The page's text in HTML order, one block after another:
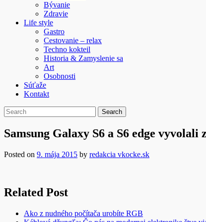
Bývanie
Zdravie
Life style
Gastro
Cestovanie – relax
Techno kokteil
Historia & Zamyslenie sa
Art
Osobnosti
Súťaže
Kontakt
Samsung Galaxy S6 a S6 edge
Posted on 9. mája 2015 by redakcia vkocke.sk
Related Post
Ako z nudného počítača urobíte RGB